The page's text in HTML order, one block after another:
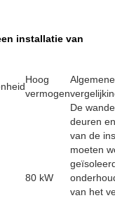
installatie van
Hoog
vermogen
Algemene
80 kW
De
deuren
van de
moeten
van het